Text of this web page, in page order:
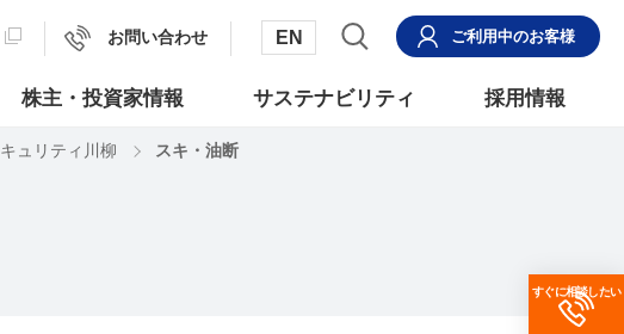
お問い合わせ EN ご利用中のお客様
株主・投資家情報 サステナビリティ 採用情報
ュリティ川柳 スキ・油断
すぐに相談したい